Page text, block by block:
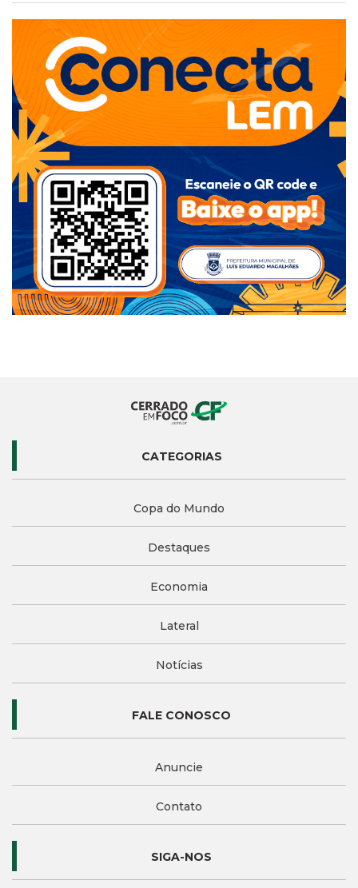
CATEGORIAS
Copa do Mundo
Destaques
Economia
Lateral
Notícias
FALE CONOSCO
Anuncie
Contato
SIGA-NOS